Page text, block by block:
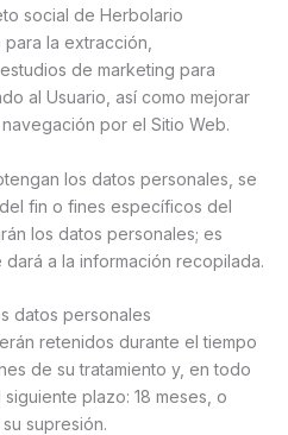
social de Herbolario
la extracción,
de marketing para
al Usuario, así como mejorar
por el Sitio Web.
los datos personales, se
fin o fines específicos del
los datos personales; es
a la información recopilada.
datos personales
retenidos durante el tiempo
de su tratamiento y, en todo
plazo: 18 meses, o
supresión.